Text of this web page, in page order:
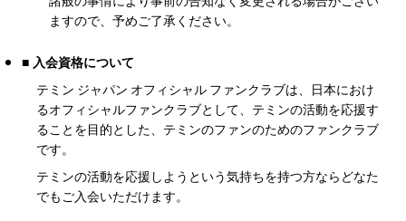
ますので、予めご了承ください。
■ 入会資格について
テミン ジャパン オフィシャル ファンクラブは、日本におけ
るオフィシャルファンクラブとして、テミンの活動を応援す
ることを目的とした、テミンのファンのためのファンクラブ
です。
テミンの活動を応援しようという気持ちを持つ方ならどなた
でもご入会いただけます。